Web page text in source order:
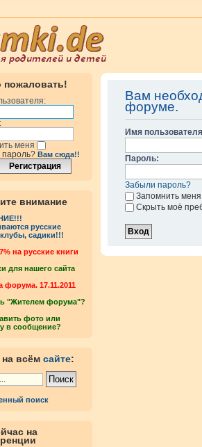
пожаловать!
меня
Вам сюда!!
внимание
русские
садики!!!
на русские книги
для нашего сайта
форума. 17.11.2011
"Жителем форума"?
фото или
в сообщение?
всём сайте:
поиск
на
Вам
форуме.
Имя
Пароль:
Забыли пароль?
Запомнить меня
Скрыть моё